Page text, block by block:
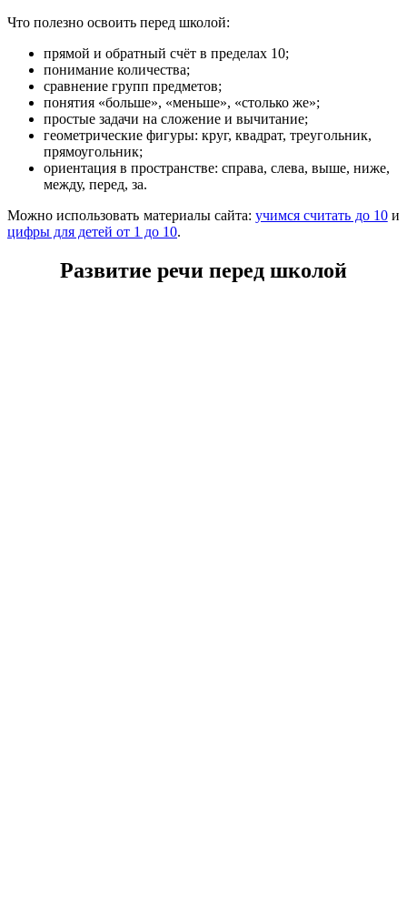
Что полезно освоить перед школой:
прямой и обратный счёт в пределах 10;
понимание количества;
сравнение групп предметов;
понятия «больше», «меньше», «столько же»;
простые задачи на сложение и вычитание;
геометрические фигуры: круг, квадрат, треугольник,
прямоугольник;
ориентация в пространстве: справа, слева, выше, ниже,
между, перед, за.
Можно использовать материалы сайта: учимся считать до 10и
цифры для детей от 1 до 10.
Развитие речи перед школой